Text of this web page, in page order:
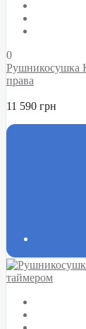
0
Рушникосушка
права
11 590 грн